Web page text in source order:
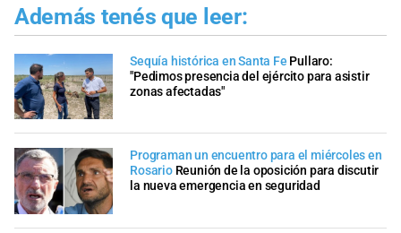
Además tenés que leer:
Sequía histórica en Santa Fe Pullaro:
"Pedimos presencia del ejército para asistir
zonas afectadas"
Programan un encuentro para el miércoles en
Rosario Reunión de la oposición para discutir
la nueva emergencia en seguridad